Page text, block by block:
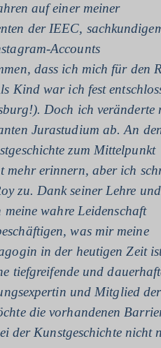
auf einer meiner
der IEEC,
Accounts
dass ich mich für den
Kind war ich fest
Doch ich veränderte
Jurastudium ab. An
zum Mittelpunkt
mehr erinnern, aber ich
zu. Dank seiner Lehre und
wahre Leidenschaft
was mir meine
in der heutigen Zeit
tiefgreifende und
und Mitglied der
die vorhandenen
der Kunstgeschichte nicht